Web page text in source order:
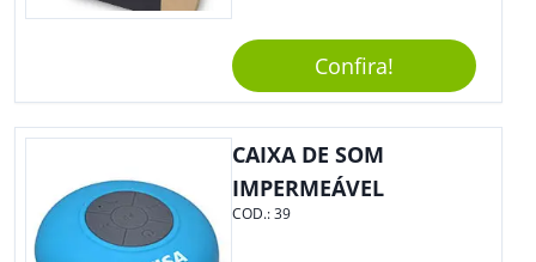
Anotações Com Post-It E
Caneta. Elaborado A Partir De
Material Reciclado, O Brinde
Também É Prático, Tornando-
Se Assim Excelente Para Uso
Cotidiano. Perfeito, Não É?!
Confira!
CAIXA DE SOM
IMPERMEÁVEL
COD.:39